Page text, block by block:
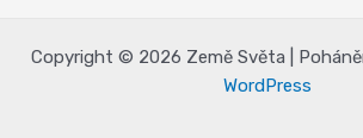
Copyright © 2026 Země Světa |
WordPress